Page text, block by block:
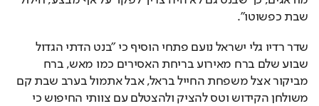
שבת כפשוטו".
‏שדר רדיו גלי ישראל נועם פתחי הוסיף כי "בנט הדתי הגדול
שבוע שלם ברח מאירוע בריחת האסירים כמו מאש, ברח
מביקור אצל משפחת החייל בראל, אבל אתמול בערב שבת קם
משולחן הקידוש וטס להציק ולהצטלם עם צוותי החיפוש כי